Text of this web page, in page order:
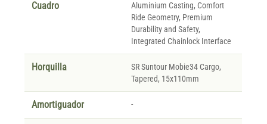
Cuadro
Aluminium Casting, Comfort
Ride Geometry, Premium
Durability and Safety,
Integrated Chainlock Interface
Horquilla
SR Suntour Mobie34 Cargo,
Tapered, 15x110mm
Amortiguador -